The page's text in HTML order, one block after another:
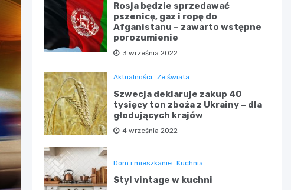
Rosja będzie sprzedawać
pszenicę, gaz i ropę do
Afganistanu – zawarto wstępne
porozumienie
3 września 2022
Aktualności Ze świata
Szwecja deklaruje zakup 40
tysięcy ton zboża z Ukrainy – dla
głodujących krajów
4 września 2022
Dom i mieszkanie Kuchnia
Styl vintage w kuchni